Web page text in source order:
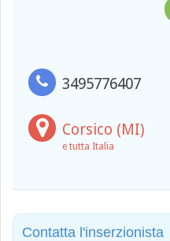
3495776407
Corsico (MI)
e tutta Italia
Contatta l'inserzionista